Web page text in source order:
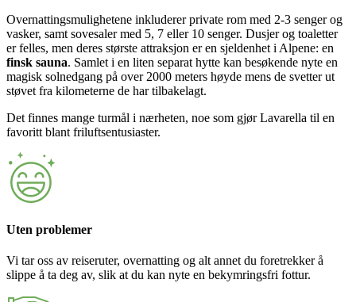
Overnattingsmulighetene inkluderer private rom med 2-3 senger og
vasker, samt sovesaler med 5, 7 eller 10 senger. Dusjer og toaletter
er felles, men deres største attraksjon er en sjeldenhet i Alpene: en
finsk sauna. Samlet i en liten separat hytte kan besøkende nyte en
magisk solnedgang på over 2000 meters høyde mens de svetter ut
støvet fra kilometerne de har tilbakelagt.
Det finnes mange turmål i nærheten, noe som gjør Lavarella til en
favoritt blant friluftsentusiaster.
Uten problemer
Vi tar oss av reiseruter, overnatting og alt annet du foretrekker å
slippe å ta deg av, slik at du kan nyte en bekymringsfri fottur.